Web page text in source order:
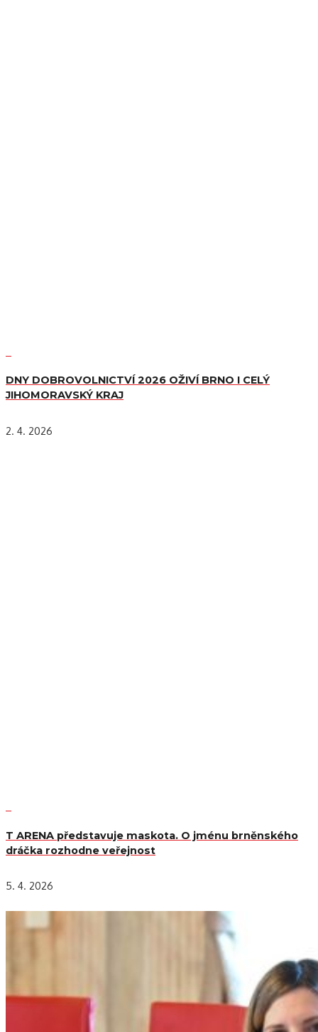
DNY DOBROVOLNICTVÍ 2026 OŽIVÍ BRNO I CELÝ
JIHOMORAVSKÝ KRAJ
2. 4. 2026
T ARENA představuje maskota. O jménu brněnského
dráčka rozhodne veřejnost
5. 4. 2026